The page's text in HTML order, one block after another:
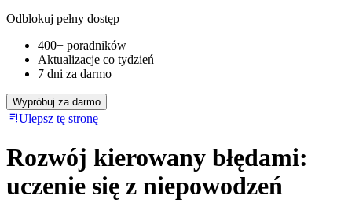
Odblokuj pełny dostęp
400+ poradników
Aktualizacje co tydzień
7 dni za darmo
Wypróbuj za darmo
Ulepsz tę stronę
Rozwój kierowany błędami:
uczenie się z niepowodzeń